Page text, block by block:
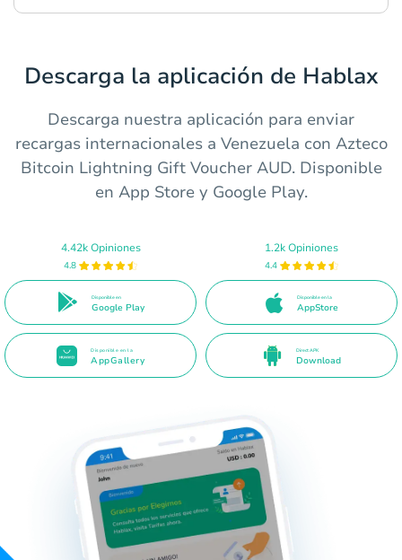
Descarga la aplicación de Hablax
Descarga nuestra aplicación para enviar
recargas internacionales a Venezuela con Azteco
Bitcoin Lightning Gift Voucher AUD. Disponible
en App Store y Google Play.
4.42k Opiniones
4.8
Disponible en
Google Play
1.2k Opiniones
4.4
Disponible en la
AppStore
Disponible en la
AppGallery
Direct APK
Download